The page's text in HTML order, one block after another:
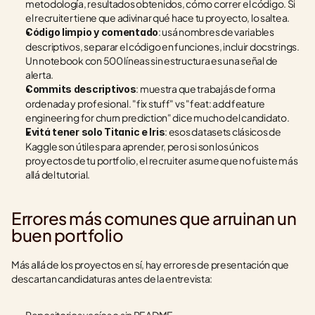
metodología, resultados obtenidos, cómo correr el código. Si
el recruiter tiene que adivinar qué hace tu proyecto, lo saltea.
Código limpio y comentado: usá nombres de variables
descriptivos, separar el código en funciones, incluir docstrings.
Un notebook con 500 líneas sin estructura es una señal de
alerta.
Commits descriptivos: muestra que trabajás de forma
ordenada y profesional. "fix stuff" vs "feat: add feature
engineering for churn prediction" dice mucho del candidato.
Evitá tener solo Titanic e Iris: esos datasets clásicos de
Kaggle son útiles para aprender, pero si son los únicos
proyectos de tu portfolio, el recruiter asume que no fuiste más
allá del tutorial.
Errores más comunes que arruinan un
buen portfolio
Más allá de los proyectos en sí, hay errores de presentación que
descartan candidaturas antes de la entrevista: